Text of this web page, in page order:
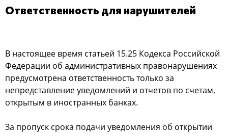
Ответственность для нарушителей
В настоящее время статьей 15.25 Кодекса Российской
Федерации об административных правонарушениях
предусмотрена ответственность только за
непредставление уведомлений и отчетов по счетам,
открытым в иностранных банках.
За пропуск срока подачи уведомления об открытии